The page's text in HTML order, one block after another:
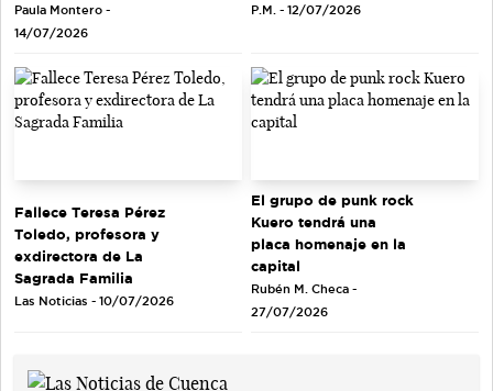
Paula Montero -
14/07/2026
P.M. - 12/07/2026
Fallece Teresa Pérez
Toledo, profesora y
exdirectora de La
Sagrada Familia
Las Noticias - 10/07/2026
El grupo de punk rock
Kuero tendrá una
placa homenaje en la
capital
Rubén M. Checa -
27/07/2026